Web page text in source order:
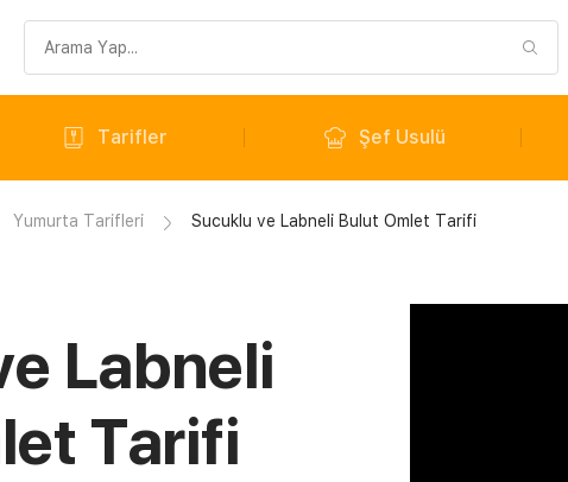
sorgusu
Tarifler Şef Usulü
Yumurta Tarifleri Sucuklu ve Labneli Bulut Omlet Tarifi
Labneli
Tarifi